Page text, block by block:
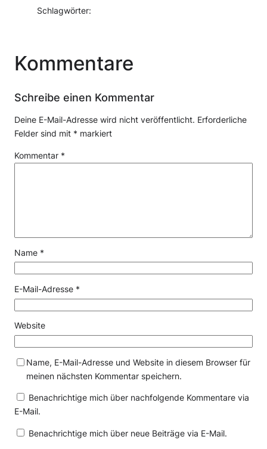
Schlagwörter:
Kommentare
Schreibe einen Kommentar
Deine E-Mail-Adresse wird nicht veröffentlicht. Erforderliche
Felder sind mit * markiert
Kommentar *
Name *
E-Mail-Adresse *
Website
Name, E-Mail-Adresse und Website in diesem Browser für
meinen nächsten Kommentar speichern.
Benachrichtige mich über nachfolgende Kommentare via
E-Mail.
Benachrichtige mich über neue Beiträge via E-Mail.